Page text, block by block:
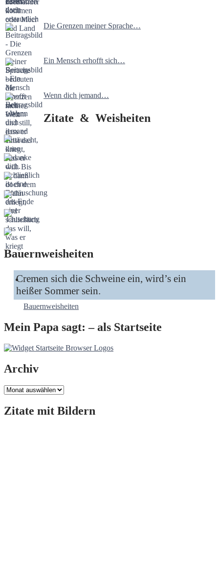
Die Grenzen meiner Sprache…
Ein Mensch erhofft sich…
Wenn dich jemand…
Zitate & Weisheiten
Bauernweisheiten
Cremen sich die Schweine ein, wird’s ein
heißer Sommer sein.
Bauernweisheiten
Mein Papa sagt: – als Startseite
Archiv
Archiv
Zitate mit Bildern